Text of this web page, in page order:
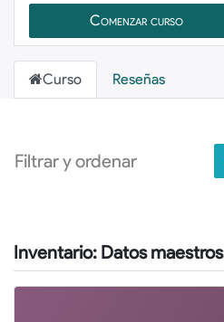
Comenzar curso
Curso Reseñas
Filtrar y ordenar
Inventario: Datos maestros